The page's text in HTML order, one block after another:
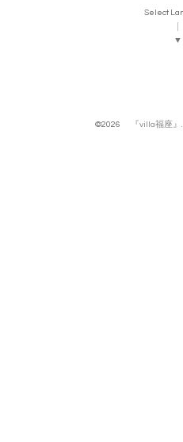
Select
▼
©2026 『villa福座』